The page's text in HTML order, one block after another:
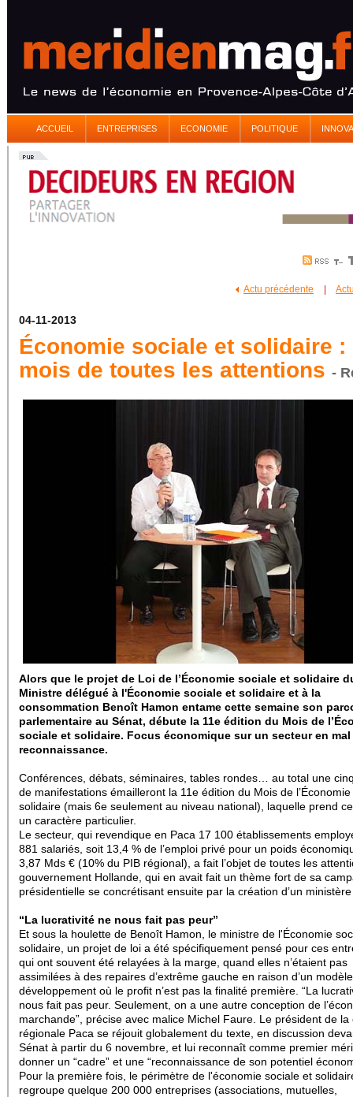
ACCUEIL ENTREPRISES ECONOMIE POLITIQUE
Actu précédente
04-11-2013
Économie sociale et solidaire :
mois de toutes les attentions -
Alors que le projet de Loi de l’Économie sociale et solidaire
Ministre délégué à l'Économie sociale et solidaire et à la
consommation Benoît Hamon entame cette semaine son
parlementaire au Sénat, débute la 11e édition du Mois de
sociale et solidaire. Focus économique sur un secteur en mal
reconnaissance.
Conférences, débats, séminaires, tables rondes… au total une
de manifestations émailleront la 11e édition du Mois de
solidaire (mais 6e seulement au niveau national), laquelle prend
un caractère particulier.
Le secteur, qui revendique en Paca 17 100 établissements
881 salariés, soit 13,4 % de l’emploi privé pour un poids
3,87 Mds € (10% du PIB régional), a fait l’objet de toutes les
gouvernement Hollande, qui en avait fait un thème fort de sa
présidentielle se concrétisant ensuite par la création d’un
“La lucrativité ne nous fait pas peur”
Et sous la houlette de Benoît Hamon, le ministre de l'Économie
solidaire, un projet de loi a été spécifiquement pensé pour ces
qui ont souvent été relayées à la marge, quand elles n’étaient pas
assimilées à des repaires d’extrême gauche en raison d’un
développement où le profit n’est pas la finalité première. “La
nous fait pas peur. Seulement, on a une autre conception de
marchande”, précise avec malice Michel Faure. Le président de la
régionale Paca se réjouit globalement du texte, en discussion
Sénat à partir du 6 novembre, et lui reconnaît comme premier
donner un “cadre” et une “reconnaissance de son potentiel
Pour la première fois, le périmètre de l'économie sociale et
regroupe quelque 200 000 entreprises (associations, mutuelles,